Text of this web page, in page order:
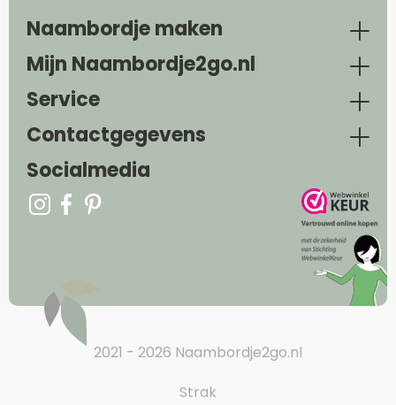
Naambordje maken
Mijn Naambordje2go.nl
Service
Contactgegevens
Socialmedia
2021 - 2026 Naambordje2go.nl
Strak